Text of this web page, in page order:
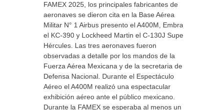
FAMEX 2025, los principales fabricantes de
aeronaves se dieron cita en la Base Aérea
Militar N° 1 Airbus presento el A400M, Embraer
el KC-390 y Lockheed Martin el C-130J Super
Hércules. Las tres aeronaves fueron
observadas a detalle por los mandos de la
Fuerza Aérea Mexicana y de la secretaria de la
Defensa Nacional. Durante el Espectáculo
Aéreo el A400M realizó una espectacular
exhibición aéreo ante el público mexicano.
Durante la FAMEX se esperaba al menos un